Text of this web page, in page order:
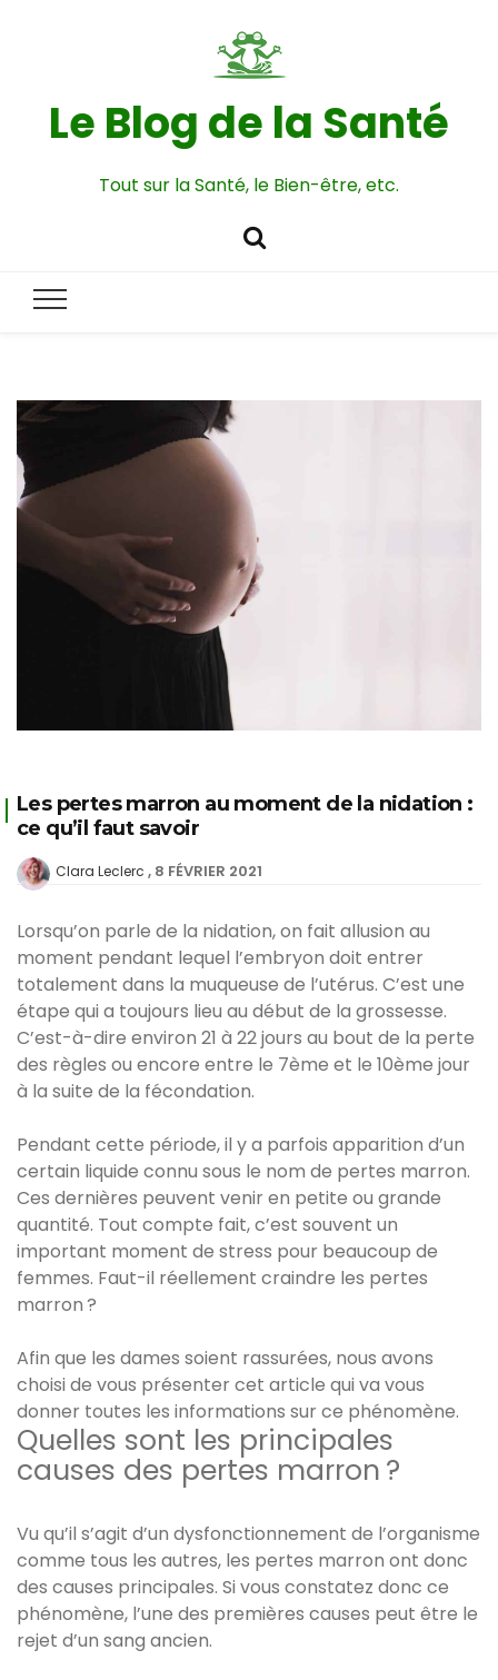
Le Blog de la Santé
Tout sur la Santé, le Bien-être, etc.
Les pertes marron au moment de la nidation :
ce qu’il faut savoir
Clara Leclerc 8 FÉVRIER 2021
Lorsqu’on parle de la nidation, on fait allusion au
moment pendant lequel l’embryon doit entrer
totalement dans la muqueuse de l’utérus. C’est une
étape qui a toujours lieu au début de la grossesse.
C’est-à-dire environ 21 à 22 jours au bout de la perte
des règles ou encore entre le 7ème et le 10ème jour
à la suite de la fécondation.
Pendant cette période, il y a parfois apparition d’un
certain liquide connu sous le nom de pertes marron.
Ces dernières peuvent venir en petite ou grande
quantité. Tout compte fait, c’est souvent un
important moment de stress pour beaucoup de
femmes. Faut-il réellement craindre les pertes
marron ?
Afin que les dames soient rassurées, nous avons
choisi de vous présenter cet article qui va vous
donner toutes les informations sur ce phénomène.
Quelles sont les principales
causes des pertes marron ?
Vu qu’il s’agit d’un dysfonctionnement de l’organisme
comme tous les autres, les pertes marron ont donc
des causes principales. Si vous constatez donc ce
phénomène, l’une des premières causes peut être le
rejet d’un sang ancien.